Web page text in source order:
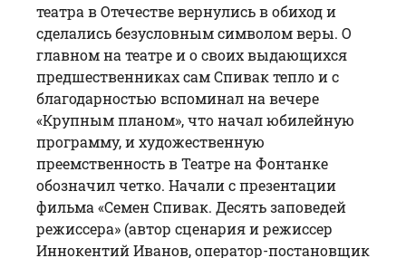
театра в Отечестве вернулись в обиход и
сделались безусловным символом веры. О
главном на театре и о своих выдающихся
предшественниках самСпивактепло и с
благодарностью вспоминал на вечере
«Крупным планом», что начал юбилейную
программу, и художественную
преемственность в Театре на Фонтанке
обозначил четко. Начали с презентации
фильма «Семен Спивак. Десять заповедей
режиссера» (автор сценария и режиссер
Иннокентий Иванов, оператор-постановщик